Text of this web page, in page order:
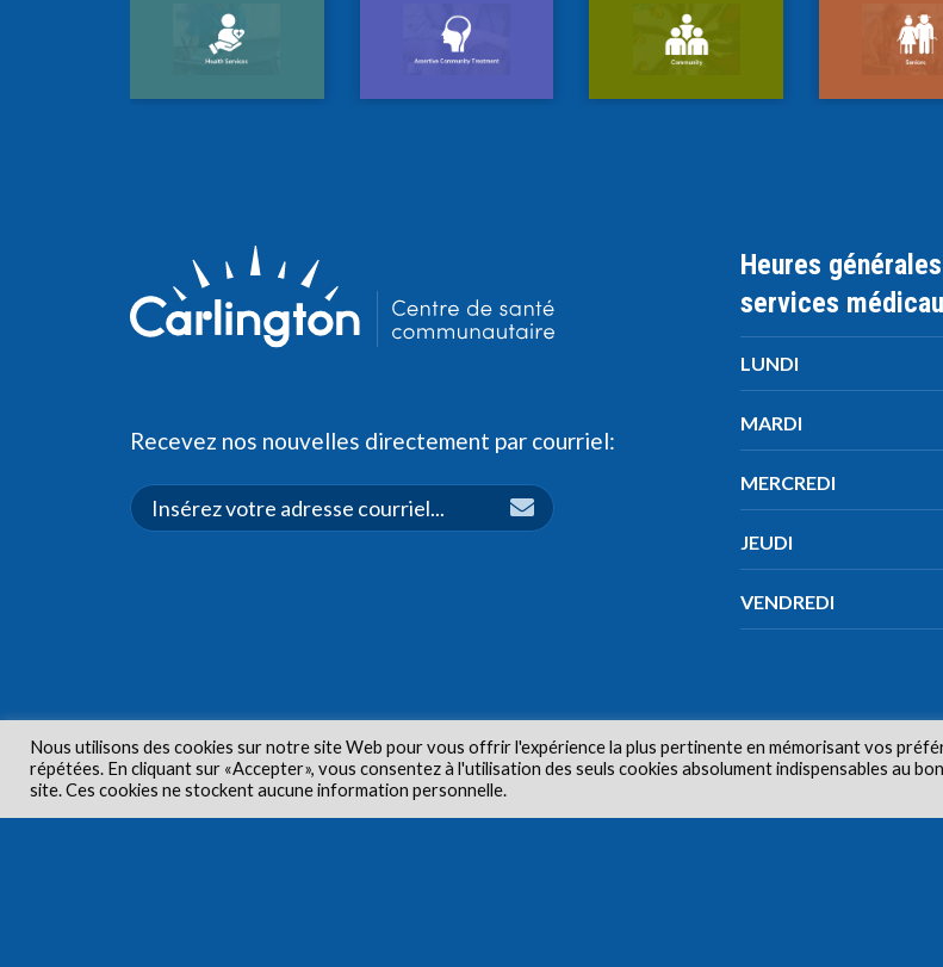
Recevez nos nouvelles directement par courriel:
Heures
services
LUNDI
MARDI
MERCREDI
JEUDI
VENDREDI
Droits d'auteur © 2026 Centre de santé communautaire
Nous utilisons des cookies sur notre site Web pour vous offrir l'expérience la plus pertinente en mémorisant vos
répétées. En cliquant sur «Accepter», vous consentez à l'utilisation des seuls cookies absolument indispensables au
site. Ces cookies ne stockent aucune information personnelle.